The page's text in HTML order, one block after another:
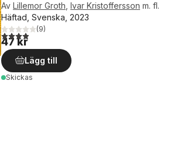
Av Lillemor Groth Ivar Kristoffersson m. fl.
Häftad, Svenska, 2023
3,9utav 5 stjärnor. Totalt antal röster:
(9)
47 kr
Lägg till
Skickas